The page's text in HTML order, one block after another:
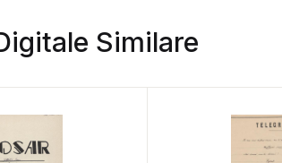
Similare